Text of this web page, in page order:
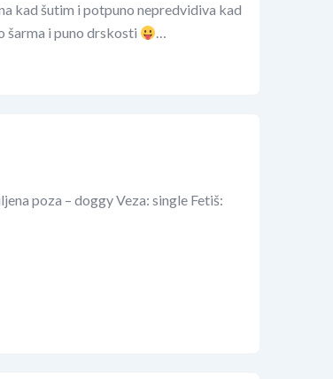
kad šutim i potpuno nepredvidiva kad
šarma i puno drskosti
…
poza – doggy Veza: single Fetiš: